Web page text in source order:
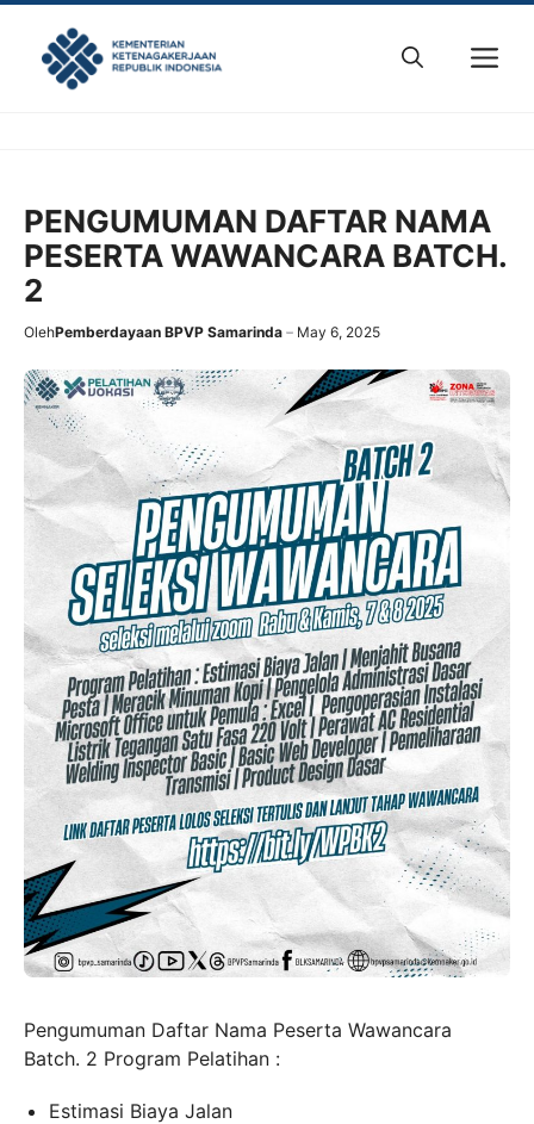
content
PENGUMUMAN DAFTAR NAMA
PESERTA WAWANCARA BATCH.
2
OlehPemberdayaan BPVP Samarinda May 6, 2025
Pengumuman Daftar Nama Peserta Wawancara
Batch. 2 Program Pelatihan :
Estimasi Biaya Jalan